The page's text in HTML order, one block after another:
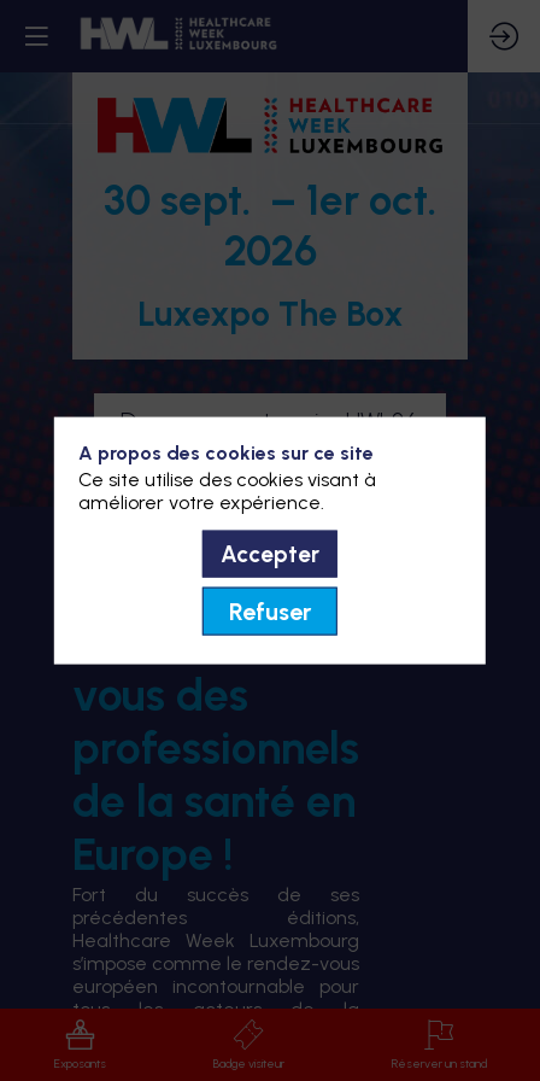
30 sept. – 1er oct.
2026
Luxexpo The Box
Devenez partenaire HWL26
Je m'inscris à HWL26
BIENVENUE À HWL26
le rendez-
vous des
professionnels
de la santé en
Europe !
Fort du succès de ses
précédentes éditions,
Healthcare Week Luxembourg
s’impose comme le rendez-vous
européen incontournable pour
tous les acteurs de la
transformation du système de
santé.
Exposants Badge visiteur Réserver un stand
A propos des cookies sur ce site
Ce site utilise des cookies visant à
améliorer votre expérience.
Accepter
Refuser